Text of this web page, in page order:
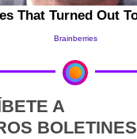
A
BOLETINES